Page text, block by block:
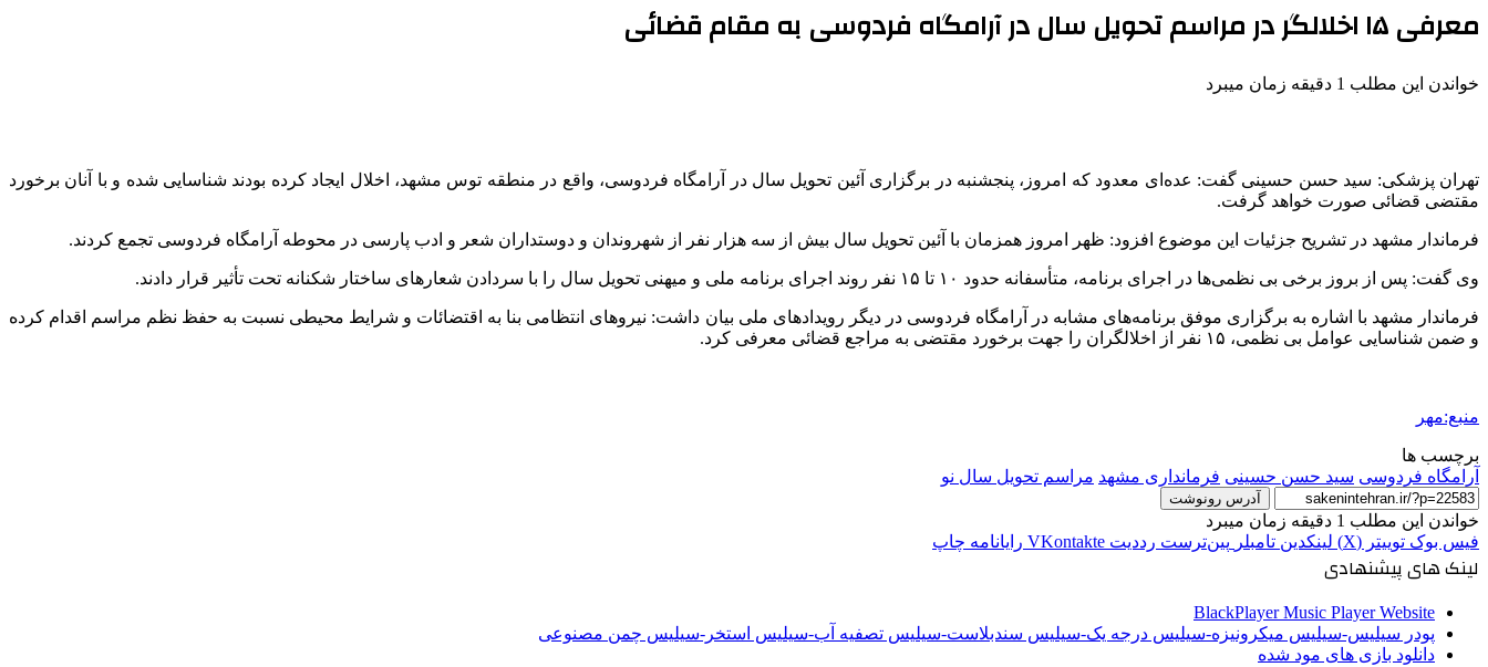
معرفی ۱۵ اخلالگر در مراسم تحویل سال در آرامگاه فردوسی به مقام قضائی
خواندن این مطلب 1 دقیقه زمان میبرد
تهران پزشکی: سید حسن حسینی گفت: عده‌ای معدود که امروز، پنجشنبه در برگزاری آئین تحویل سال در آرامگاه فردوسی، واقع در منطقه توس مشهد، اخلال ایجاد کرده بودند شناسایی شده و با آنان برخورد
مقتضی قضائی صورت خواهد گرفت.
فرماندار مشهد در تشریح جزئیات این موضوع افزود: ظهر امروز همزمان با آئین تحویل سال بیش از سه هزار نفر از شهروندان و دوستداران شعر و ادب پارسی در محوطه آرامگاه فردوسی تجمع کردند.
وی گفت: پس از بروز برخی بی نظمی‌ها در اجرای برنامه، متأسفانه حدود ۱۰ تا ۱۵ نفر روند اجرای برنامه ملی و میهنی تحویل سال را با سردادن شعارهای ساختار شکنانه تحت تأثیر قرار دادند.
فرماندار مشهد با اشاره به برگزاری موفق برنامه‌های مشابه در آرامگاه فردوسی در دیگر رویدادهای ملی بیان داشت: نیروهای انتظامی بنا به اقتضائات و شرایط محیطی نسبت به حفظ نظم مراسم اقدام کرده
و ضمن شناسایی عوامل بی نظمی، ۱۵ نفر از اخلالگران را جهت برخورد مقتضی به مراجع قضائی معرفی کرد.
منبع:مهر
برچسب ها
آرامگاه فردوسی سید حسن حسینی فرمانداری مشهد مراسم تحویل سال نو
آدرس رونوشت
خواندن این مطلب 1 دقیقه زمان میبرد
فیس بوک توییتر (X) لینکدین ‫تامبلر ‫پین‌ترست ‫رددیت ‫VKontakte رایانامه چاپ
لینک های پیشنهادی
BlackPlayer Music Player Website
پودر سیلیس-سیلیس میکرونیزه-سیلیس درجه یک-سیلیس سندبلاست-سیلیس تصفیه آب-سیلیس استخر-سیلیس چمن مصنوعی
دانلود بازی های مود شده